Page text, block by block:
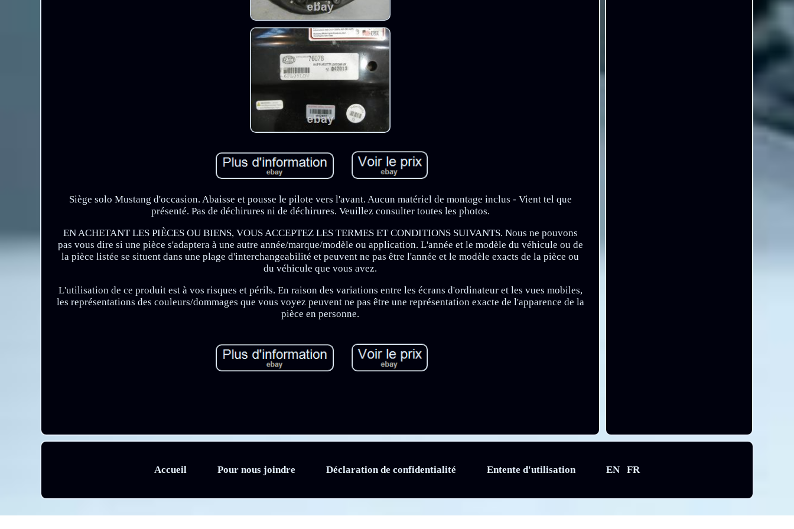
Siège solo Mustang d'occasion. Abaisse et pousse le pilote vers l'avant. Aucun matériel de montage inclus - Vient tel que
présenté. Pas de déchirures ni de déchirures. Veuillez consulter toutes les photos.
EN ACHETANT LES PIÈCES OU BIENS, VOUS ACCEPTEZ LES TERMES ET CONDITIONS SUIVANTS. Nous ne pouvons
pas vous dire si une pièce s'adaptera à une autre année/marque/modèle ou application. L'année et le modèle du véhicule ou de
la pièce listée se situent dans une plage d'interchangeabilité et peuvent ne pas être l'année et le modèle exacts de la pièce ou
du véhicule que vous avez.
L'utilisation de ce produit est à vos risques et périls. En raison des variations entre les écrans d'ordinateur et les vues mobiles,
les représentations des couleurs/dommages que vous voyez peuvent ne pas être une représentation exacte de l'apparence de la
pièce en personne.
Accueil Pour nous joindre Déclaration de confidentialité Entente d'utilisation EN FR